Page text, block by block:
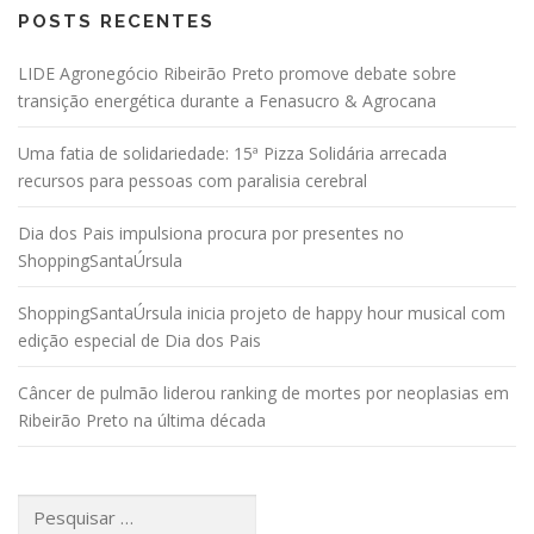
POSTS RECENTES
LIDE Agronegócio Ribeirão Preto promove debate sobre
transição energética durante a Fenasucro & Agrocana
Uma fatia de solidariedade: 15ª Pizza Solidária arrecada
recursos para pessoas com paralisia cerebral
Dia dos Pais impulsiona procura por presentes no
ShoppingSantaÚrsula
ShoppingSantaÚrsula inicia projeto de happy hour musical com
edição especial de Dia dos Pais
Câncer de pulmão liderou ranking de mortes por neoplasias em
Ribeirão Preto na última década
por: